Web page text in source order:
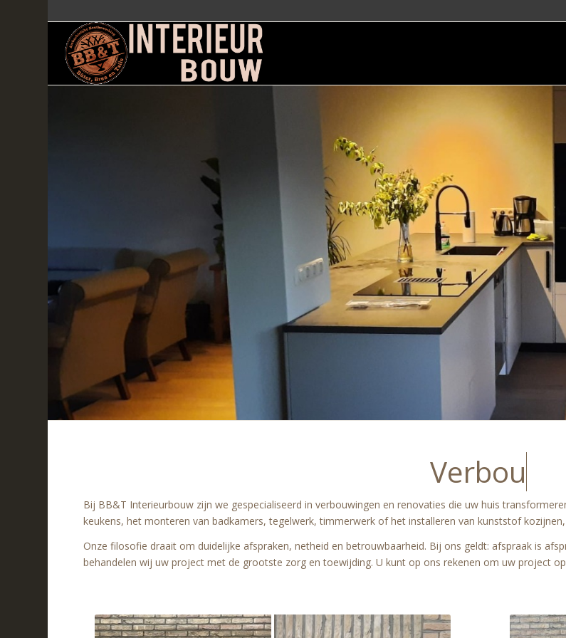
Verbouwing en
Bij BB&T Interieurbouw zijn we gespecialiseerd in verbouwingen en renovaties die uw huis
keukens, het monteren van badkamers, tegelwerk, timmerwerk of het installeren van kunststof
Onze filosofie draait om duidelijke afspraken, netheid en betrouwbaarheid. Bij ons geldt: afspraak is
behandelen wij uw project met de grootste zorg en toewijding. U kunt op ons rekenen om uw project